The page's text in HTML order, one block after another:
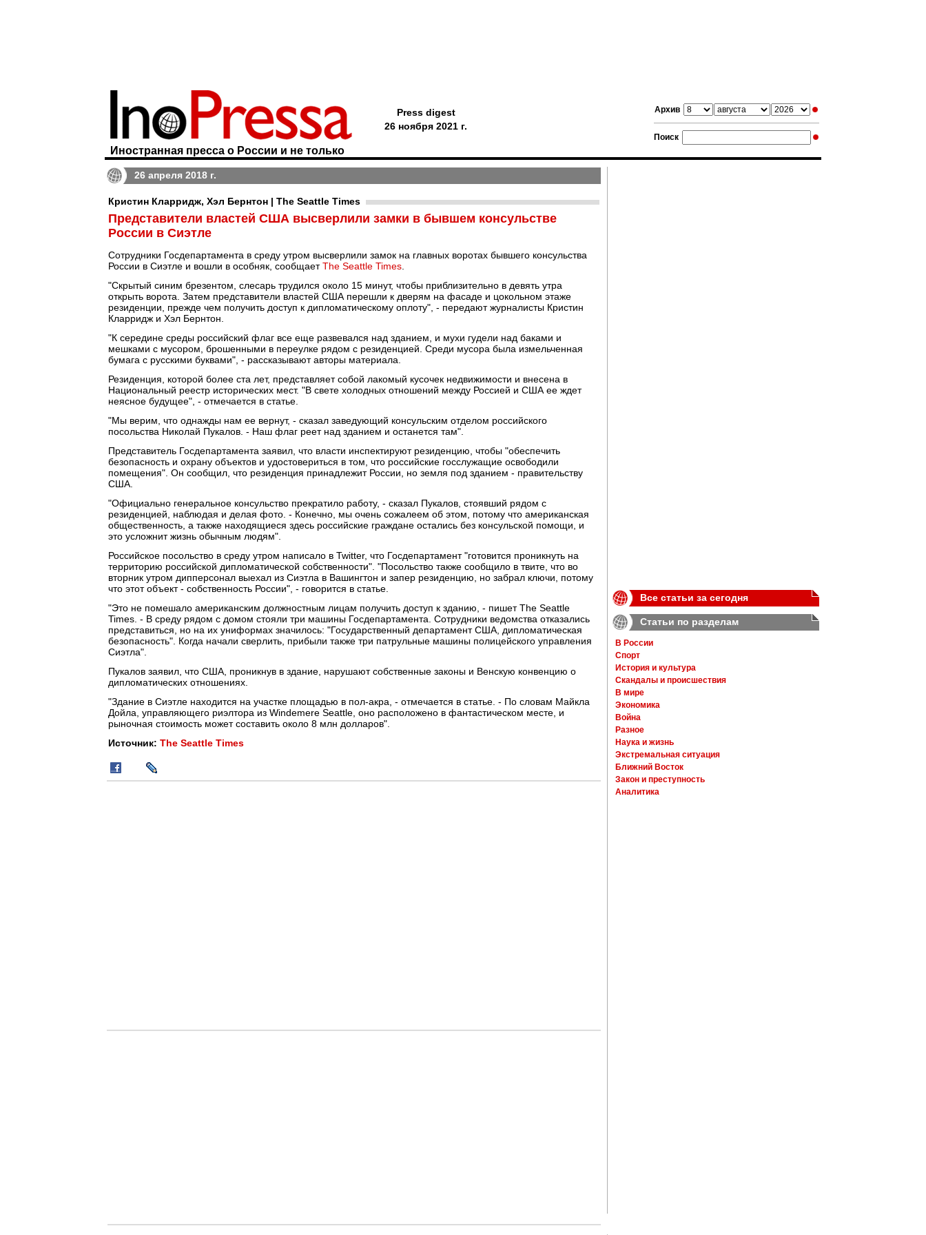
Архив
Поиск
Иностранная пресса о России и не только
Press digest
26 ноября 2021 г.
26 апреля 2018 г.
Кристин Кларридж, Хэл Бернтон | The Seattle Times
Представители властей США высверлили замки в бывшем консульстве
России в Сиэтле
Сотрудники Госдепартамента в среду утром высверлили замок на главных воротах бывшего консульства
России в Сиэтле и вошли в особняк, сообщаетThe Seattle Times
"Скрытый синим брезентом, слесарь трудился около 15 минут, чтобы приблизительно в девять утра
открыть ворота. Затем представители властей США перешли к дверям на фасаде и цокольном этаже
резиденции, прежде чем получить доступ к дипломатическому оплоту", - передают журналисты Кристин
Кларридж и Хэл Бернтон.
"К середине среды российский флаг все еще развевался над зданием, и мухи гудели над баками и
мешками с мусором, брошенными в переулке рядом с резиденцией. Среди мусора была измельченная
бумага с русскими буквами", - рассказывают авторы материала.
Резиденция, которой более ста лет, представляет собой лакомый кусочек недвижимости и внесена в
Национальный реестр исторических мест. "В свете холодных отношений между Россией и США ее ждет
неясное будущее", - отмечается в статье.
"Мы верим, что однажды нам ее вернут, - сказал заведующий консульским отделом российского
посольства Николай Пукалов. - Наш флаг реет над зданием и останется там".
Представитель Госдепартамента заявил, что власти инспектируют резиденцию, чтобы "обеспечить
безопасность и охрану объектов и удостовериться в том, что российские госслужащие освободили
помещения". Он сообщил, что резиденция принадлежит России, но земля под зданием - правительству
США.
"Официально генеральное консульство прекратило работу, - сказал Пукалов, стоявший рядом с
резиденцией, наблюдая и делая фото. - Конечно, мы очень сожалеем об этом, потому что американская
общественность, а также находящиеся здесь российские граждане остались без консульской помощи, и
это усложнит жизнь обычным людям".
Российское посольство в среду утром написало в Twitter, что Госдепартамент "готовится проникнуть на
территорию российской дипломатической собственности". "Посольство также сообщило в твите, что во
вторник утром дипперсонал выехал из Сиэтла в Вашингтон и запер резиденцию, но забрал ключи, потому
что этот объект - собственность России", - говорится в статье.
"Это не помешало американским должностным лицам получить доступ к зданию, - пишет The Seattle
Times. - В среду рядом с домом стояли три машины Госдепартамента. Сотрудники ведомства отказались
представиться, но на их униформах значилось: "Государственный департамент США, дипломатическая
безопасность". Когда начали сверлить, прибыли также три патрульные машины полицейского управления
Сиэтла".
Пукалов заявил, что США, проникнув в здание, нарушают собственные законы и Венскую конвенцию о
дипломатических отношениях.
"Здание в Сиэтле находится на участке площадью в пол-акра, - отмечается в статье. - По словам Майкла
Дойла, управляющего риэлтора из Windemere Seattle, оно расположено в фантастическом месте, и
рыночная стоимость может составить около 8 млн долларов".
Источник: The Seattle Times
Все статьи за сегодня
Статьи по разделам
В России
Спорт
История и культура
Скандалы и происшествия
В мире
Экономика
Война
Разное
Наука и жизнь
Экстремальная ситуация
Ближний Восток
Закон и преступность
Аналитика